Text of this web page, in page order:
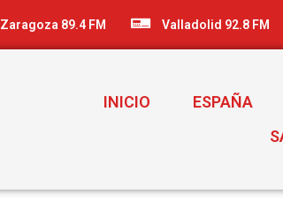
Zaragoza 89.4 FM Valladolid 92.8 FM
INICIO ESPAÑA